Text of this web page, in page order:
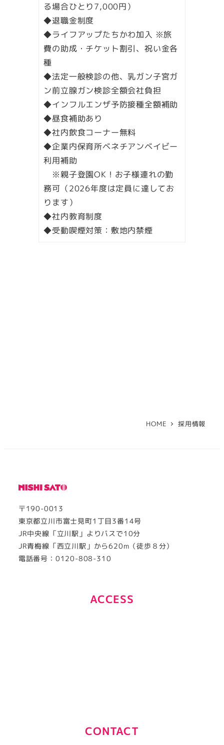
る場合ひとり7,000円）
◆退職金制度
◆ライフアップたちかわ加入 ※旅
費の助成・チケット割引、祝い金各
種
◆法定一般検診の他、乳ガン子宮ガ
ン前立腺ガン検診全額会社負担
◆インフルエンザ予防接種全額補助
◆昼食補助あり
◆社内飲食コーナー無料
◆企業内保育所ベネチアンベイビー
利用補助
※親子登園OK！お子様連れの勤
務可（2026年度は定員に達してお
ります）
◆社内教育制度
◆受動喫煙対策：敷地内禁煙
HOME 採用情報
〒190-0013
東京都立川市富士見町1丁目3番14号
JR中央線「立川駅」よりバスで10分
JR青梅線「西立川駅」から620m（徒歩８分）
電話番号：0120-808-310
ACCESS
CONTACT